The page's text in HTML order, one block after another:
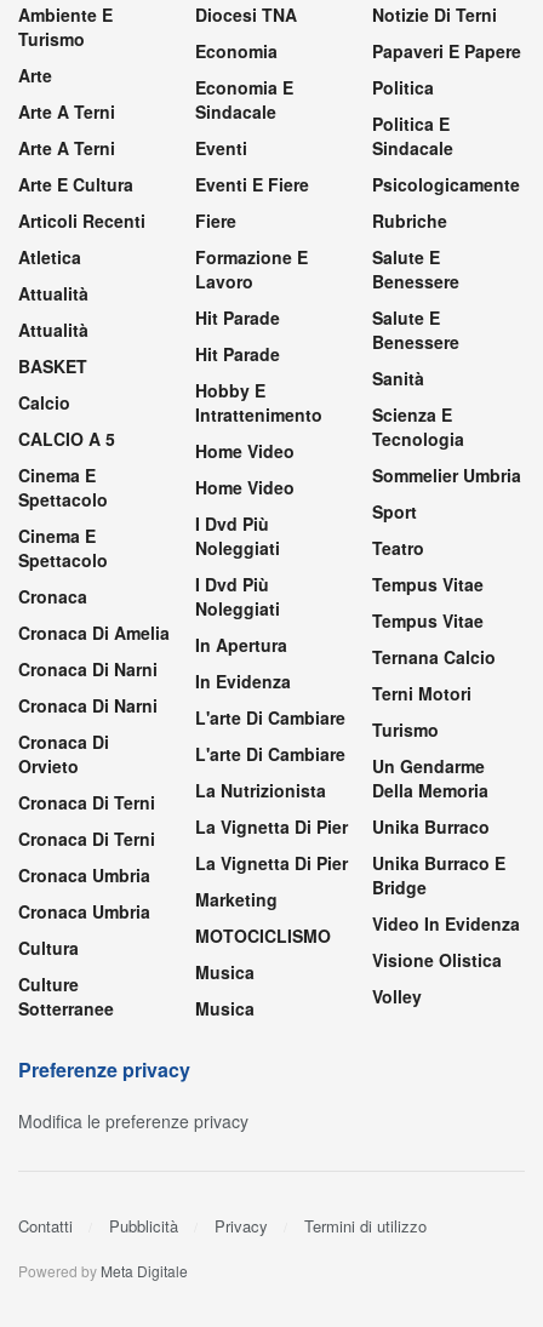
Ambiente E
Turismo
Arte
Arte A Terni
Arte A Terni
Arte E Cultura
Articoli Recenti
Atletica
Attualità
Attualità
BASKET
Calcio
CALCIO A 5
Cinema E
Spettacolo
Cinema E
Spettacolo
Cronaca
Cronaca Di Amelia
Cronaca Di Narni
Cronaca Di Narni
Cronaca Di
Orvieto
Cronaca Di Terni
Cronaca Di Terni
Cronaca Umbria
Cronaca Umbria
Cultura
Culture
Sotterranee
Diocesi TNA
Economia
Economia E
Sindacale
Eventi
Eventi E Fiere
Fiere
Formazione E
Lavoro
Hit Parade
Hit Parade
Hobby E
Intrattenimento
Home Video
Home Video
I Dvd Più
Noleggiati
I Dvd Più
Noleggiati
In Apertura
In Evidenza
L'arte Di Cambiare
L'arte Di Cambiare
La Nutrizionista
La Vignetta Di Pier
La Vignetta Di Pier
Marketing
MOTOCICLISMO
Musica
Musica
Notizie Di Terni
Papaveri E Papere
Politica
Politica E
Sindacale
Psicologicamente
Rubriche
Salute E
Benessere
Salute E
Benessere
Sanità
Scienza E
Tecnologia
Sommelier Umbria
Sport
Teatro
Tempus Vitae
Tempus Vitae
Ternana Calcio
Terni Motori
Turismo
Un Gendarme
Della Memoria
Unika Burraco
Unika Burraco E
Bridge
Video In Evidenza
Visione Olistica
Volley
Preferenze privacy
Modifica le preferenze privacy
Contatti Pubblicità Privacy Termini di utilizzo
Powered by Meta Digitale